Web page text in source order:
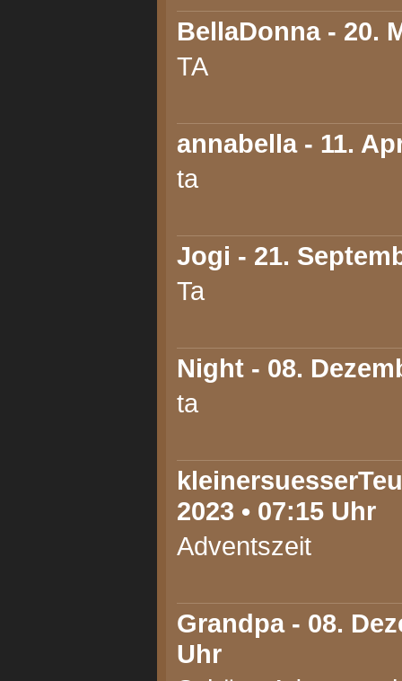
BellaDonna- 20.
TA
annabella- 11.
ta
Jogi - 21.
Ta
Night - 08.
ta
2023 • 07:15 Uhr
Adventszeit
Grandpa- 08.
Uhr